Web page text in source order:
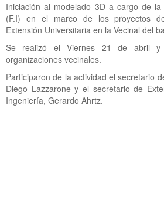
Iniciación al modelado 3D a cargo de
(F.I) en el marco de los proyectos
Extensión Universitaria en la Vecinal del
Se realizó el Viernes 21 de abril
organizaciones vecinales.
Participaron de la actividad el secretario
Diego Lazzarone y el secretario de
Ingeniería, Gerardo Ahrtz.